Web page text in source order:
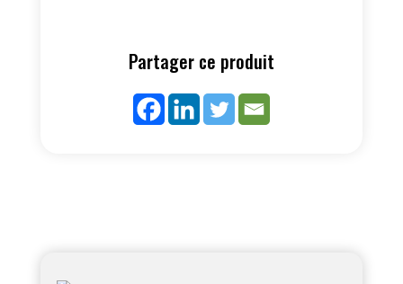
Partager ce produit